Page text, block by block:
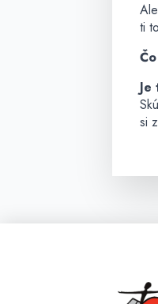
ti
si